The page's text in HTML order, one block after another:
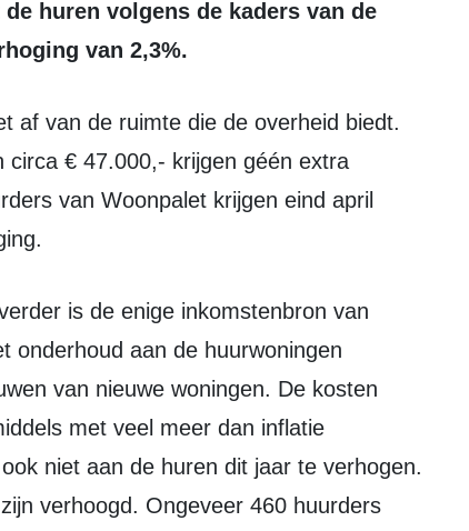
van 2,3%.
€ 47.000,- krijgen géén extra
van Woonpalet krijgen eind april
onderhoud aan de huurwoningen
van nieuwe woningen. De kosten
met veel meer dan inflatie
niet aan de huren dit jaar te verhogen.
verhoogd. Ongeveer 460 huurders